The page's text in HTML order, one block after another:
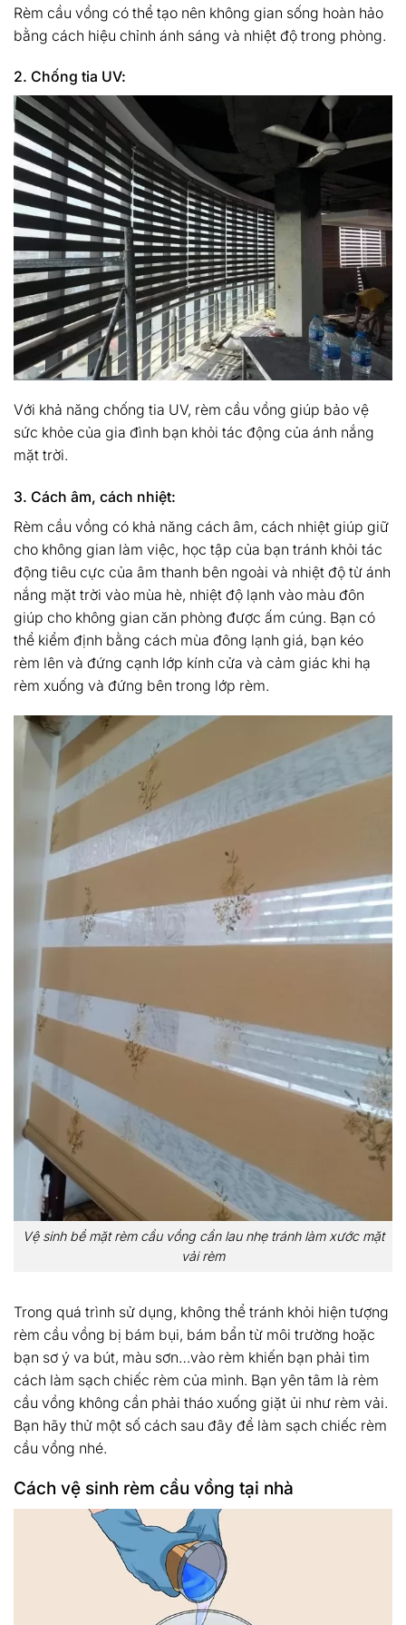
Rèm cầu vồng có thể tạo nên không gian sống hoàn hảo
bằng cách hiệu chỉnh ánh sáng và nhiệt độ trong phòng.
2. Chống tia UV:
Với khả năng chống tia UV, rèm cầu vồng giúp bảo vệ
sức khỏe của gia đình bạn khỏi tác động của ánh nắng
mặt trời.
3. Cách âm, cách nhiệt:
Rèm cầu vồng có khả năng cách âm, cách nhiệt giúp giữ
cho không gian làm việc, học tập của bạn tránh khỏi tác
động tiêu cực của âm thanh bên ngoài và nhiệt độ từ ánh
nắng mặt trời vào mùa hè, nhiệt độ lạnh vào màu đôn
giúp cho không gian căn phòng được ấm cúng. Bạn có
thể kiểm định bằng cách mùa đông lạnh giá, bạn kéo
rèm lên và đứng cạnh lớp kính cửa và cảm giác khi hạ
rèm xuống và đứng bên trong lớp rèm.
Vệ sinh bề mặt rèm cầu vồng cần lau nhẹ tránh làm xước mặt
vải rèm
Trong quá trình sử dụng, không thể tránh khỏi hiện tượng
rèm cầu vồng bị bám bụi, bám bẩn từ môi trường hoặc
bạn sơ ý va bút, màu sơn…vào rèm khiến bạn phải tìm
cách làm sạch chiếc rèm của mình. Bạn yên tâm là rèm
cầu vồng không cần phải tháo xuống giặt ủi như rèm vải.
Bạn hãy thử một số cách sau đây để làm sạch chiếc rèm
cầu vồng nhé.
Cách vệ sinh rèm cầu vồng tại nhà